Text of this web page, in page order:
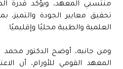
منتسبي المعهد، ويؤكد قدرة
تحقيق معايير الجودة والتميز،
العلمية والطبية محليًا وإقليميًا.
ومن جانبه، أوضح الدكتور
المعهد القومي للأورام، أن